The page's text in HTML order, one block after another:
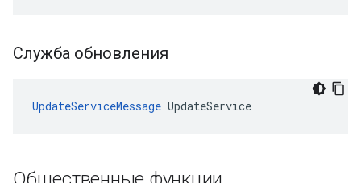
Служба обновления
UpdateServiceMessage UpdateService